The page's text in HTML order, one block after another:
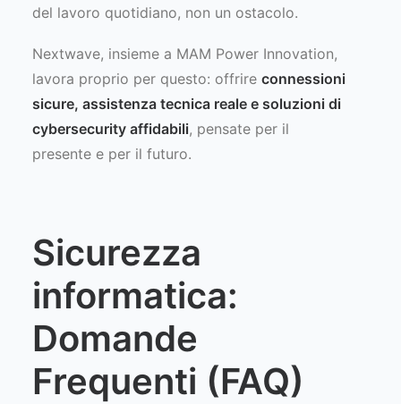
del lavoro quotidiano, non un ostacolo.
Nextwave, insieme a MAM Power Innovation,
lavora proprio per questo: offrire connessioni
sicure, assistenza tecnica reale e soluzioni di
cybersecurity affidabili, pensate per il
presente e per il futuro.
Sicurezza
informatica:
Domande
Frequenti (FAQ)